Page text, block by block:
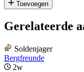
Toevoegen
Gerelateerde
Soldenjager
Bergfreunde
2w